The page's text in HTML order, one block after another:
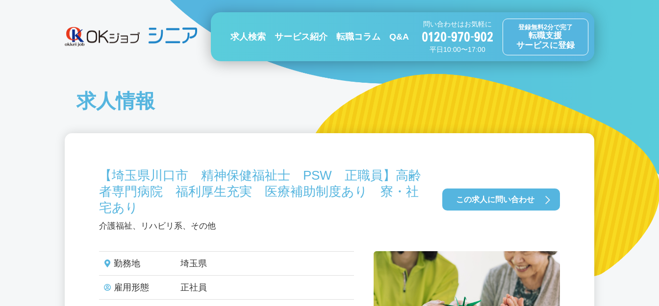
求人検索 サービス紹介 転職コラム Q&A
問い合わせはお気軽に
平日10:00〜17:00
登録無料2分で完了
転職支援
サービスに登録
求人情報
【埼玉県川口市 精神保健福祉士 PSW 正職員】高齢
者専門病院 福利厚生充実 医療補助制度あり 寮・社
宅あり
介護福祉、リハビリ系、その他
この求人に問い合わせ
勤務地 埼玉県
雇用形態 正社員